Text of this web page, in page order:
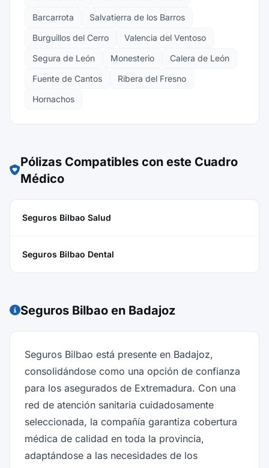
Barcarrota
Salvatierra de los Barros
Burguillos del Cerro
Valencia del Ventoso
Segura de León
Monesterio
Calera de León
Fuente de Cantos
Ribera del Fresno
Hornachos
Pólizas Compatibles con este Cuadro
Médico
Seguros Bilbao Salud
Seguros Bilbao Dental
Seguros Bilbao en Badajoz
Seguros Bilbao está presente en Badajoz,
consolidándose como una opción de confianza
para los asegurados de Extremadura. Con una
red de atención sanitaria cuidadosamente
seleccionada, la compañía garantiza cobertura
médica de calidad en toda la provincia,
adaptándose a las necesidades de los